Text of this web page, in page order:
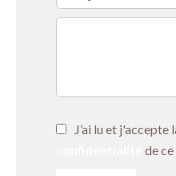
J’ai lu et j'accepte
de